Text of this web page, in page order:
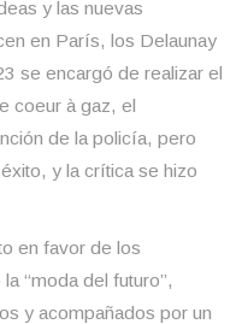
y las nuevas
en París, los Delaunay
se encargó de realizar el
coeur à gaz, el
de la policía, pero
y la crítica se hizo
en favor de los
“moda del futuro”,
y acompañados por un